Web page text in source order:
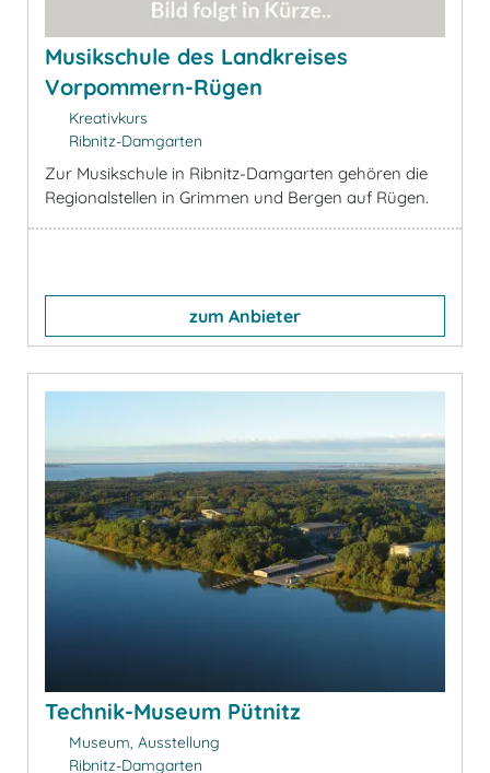
Musikschule des Landkreises
Vorpommern-Rügen
Kreativkurs
Ribnitz-Damgarten
Zur Musikschule in Ribnitz-Damgarten gehören die
Regionalstellen in Grimmen und Bergen auf Rügen.
zum Anbieter
Technik-Museum Pütnitz
Museum, Ausstellung
Ribnitz-Damgarten